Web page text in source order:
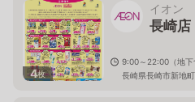
4枚
イオン
長崎店
9:00～22:00（地下
長崎県長崎市新地